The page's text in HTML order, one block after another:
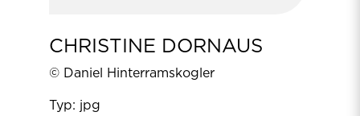
CHRISTINE DORNAUS
© Daniel Hinterramskogler
Typ: jpg